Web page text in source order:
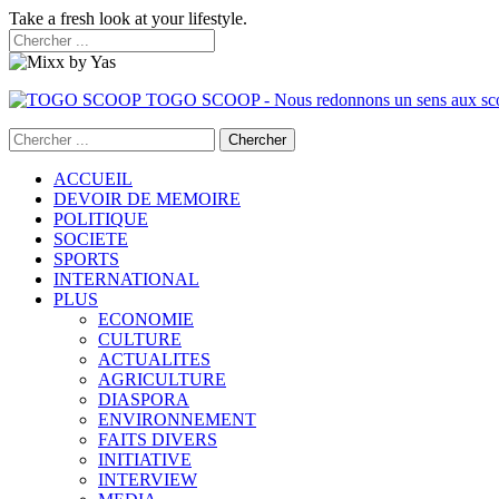
Take a fresh look at your lifestyle.
TOGO SCOOP - Nous redonnons un sens aux
ACCUEIL
DEVOIR DE MEMOIRE
POLITIQUE
SOCIETE
SPORTS
INTERNATIONAL
PLUS
ECONOMIE
CULTURE
ACTUALITES
AGRICULTURE
DIASPORA
ENVIRONNEMENT
FAITS DIVERS
INITIATIVE
INTERVIEW